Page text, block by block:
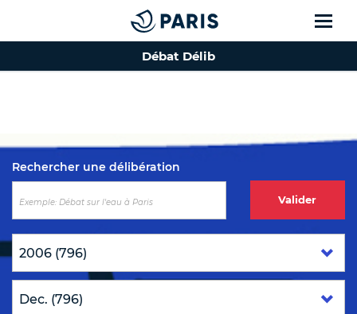
Top of the page
Débat Délib
Rechercher une délibération
Valider